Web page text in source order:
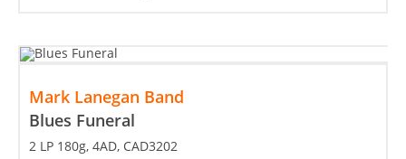
Mark Lanegan Band
Blues Funeral
2 LP 180g, 4AD, CAD3202